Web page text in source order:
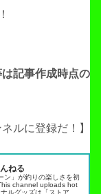
記事作成時点の
ルに登録だ！】
ねる
ン」が釣りの楽しさを初
channel uploads hot
ルグッズは「ストア」